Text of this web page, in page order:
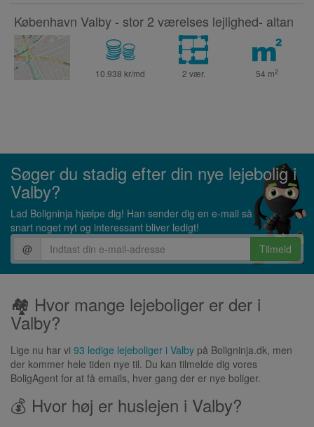
København Valby - stor 2 værelses lejlighed- altan
10.938 kr/md 2 vær. 54 m2
Søger du stadig efter din nye lejebolig i
Valby?
Lad Boligninja hjælpe dig! Han sender dig en e-mail så
snart noget nyt og interessant bliver ledigt!
@
Tilmeld
🏘 Hvor mange lejeboliger er der i
Valby?
Lige nu har vi 93 ledige lejeboliger i Valby på Boligninja.dk, men
der kommer hele tiden nye til. Du kan tilmelde dig vores
BoligAgent for at få emails, hver gang der er nye boliger.
💰 Hvor høj er huslejen i Valby?